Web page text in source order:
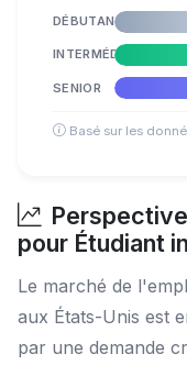
DÉBUTANT
INTERMÉDIAIRE
SENIOR
Basé sur les
pour Étudiant
Le marché de
aux États-Unis est
par une demande